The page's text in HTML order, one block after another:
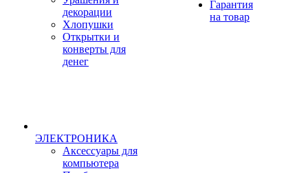
декорации
Хлопушки
Открытки и
конверты для
денег
ЭЛЕКТРОНИКА
Аксессуары для
компьютера
Гарантия
на товар